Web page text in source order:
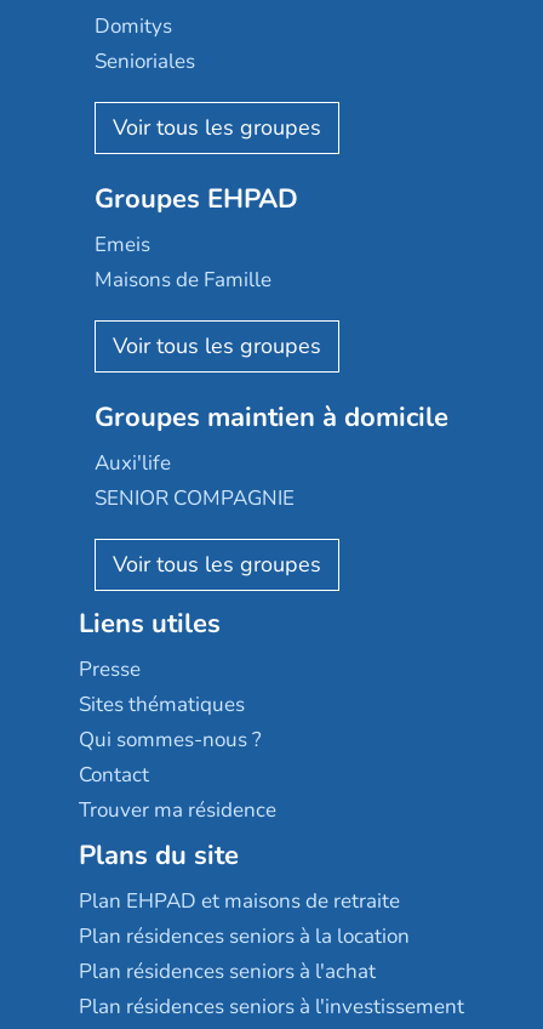
Domitys
Senioriales
Nohée
Les Résidentiels
Mobicap
Domusvi
Happy Senior
Aquarelia
Nexity edenea
Les jardins d'Arcadie
Occitalia
Appartseniors
Reseda
Stella management
Les villages d'or
Sérénys
Résidences services Villa Médicis
Groupes EHPAD
Emeis
Maisons de Famille
Korian
Emera
Groupe SOS
Le Noble Âge
Almage
Résidalya
Groupe aplus
Groupes maintien à domicile
Auxi'life
SENIOR COMPAGNIE
AGE D'OR Services
Liens utiles
Presse
Sites thématiques
Qui sommes-nous ?
Contact
Trouver ma résidence
Plans du site
Plan EHPAD et maisons de retraite
Plan résidences seniors à la location
Plan résidences seniors à l'achat
Plan résidences seniors à l'investissement